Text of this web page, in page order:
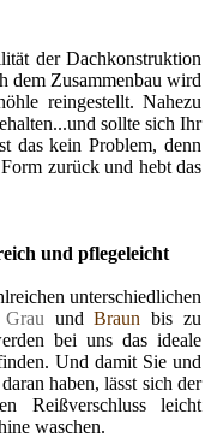
der Dachkonstruktion
dem Zusammenbau wird
reingestellt. Nahezu
sollte sich Ihr
das kein Problem, denn
zurück und hebt das
und pflegeleicht
unterschiedlichen
Grau undBraun bis zu
bei uns das ideale
Und damit Sie und
haben, lässt sich der
Reißverschluss leicht
waschen.